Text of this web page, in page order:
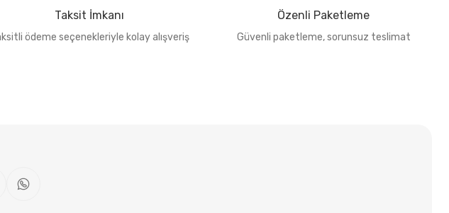
Taksit İmkanı
ödeme seçenekleriyle kolay alışveriş
Özenli Paketleme
Güvenli paketleme, sorunsuz teslimat